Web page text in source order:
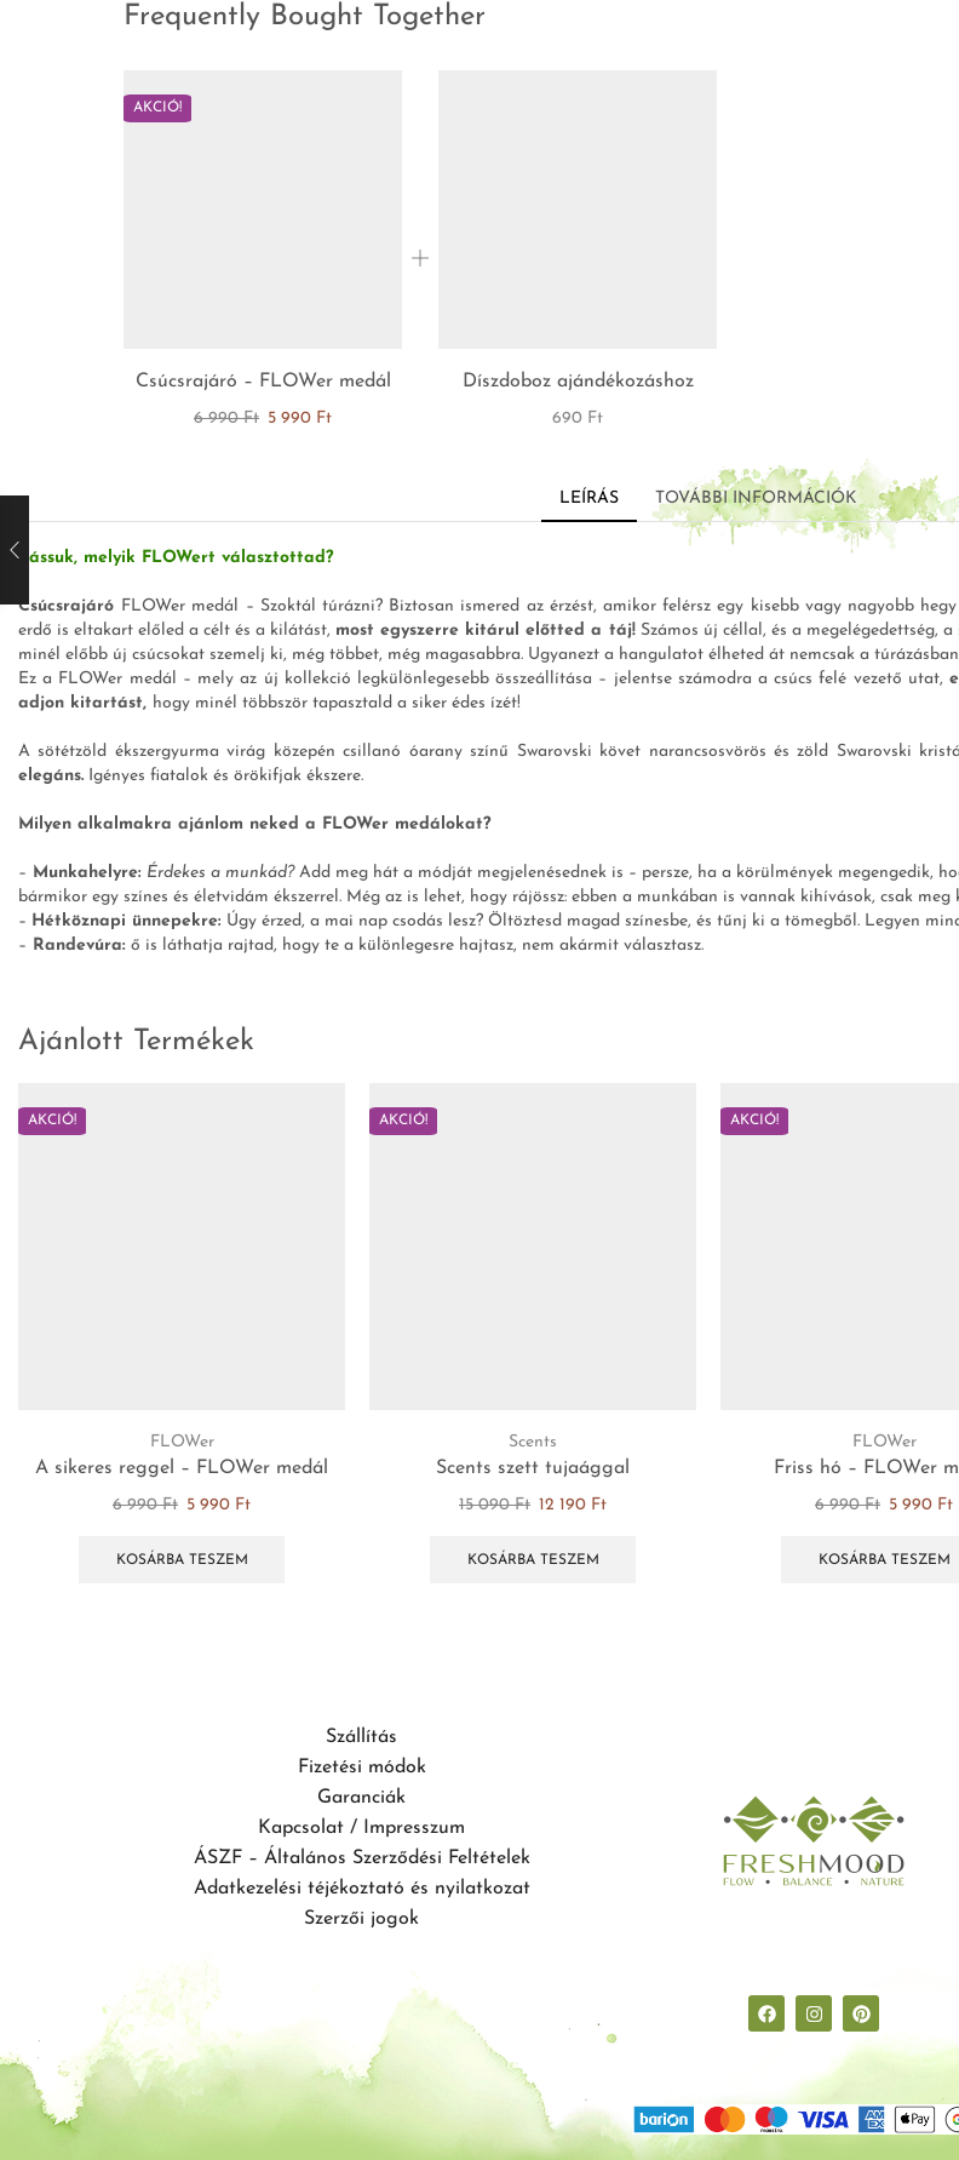
Frequently Bought Together
AKCIÓ!
Csúcsrajáró – FLOWer medál
6 990Ft 5 990 Ft
Díszdoboz ajándékozáshoz
690 Ft
LEÍRÁS TOVÁBBI INFORMÁCIÓK
Lássuk, melyik FLOWert választottad?
Csúcsrajáró FLOWer medál – Szoktál túrázni? Biztosan ismered az érzést, amikor felérsz egy kisebb vagy nagyobb
erdő is eltakart előled a célt és a kilátást, most egyszerre kitárul előtted a táj!Számos új céllal, és a megelégedettség,
minél előbb új csúcsokat szemelj ki, még többet, még magasabbra. Ugyanezt a hangulatot élheted át nemcsak a
Ez a FLOWer medál – mely az új kollekció legkülönlegesebb összeállítása – jelentse számodra a csúcs felé vezető utat,
adjon kitartást, hogy minél többször tapasztald a siker édes ízét!
A sötétzöld ékszergyurma virág közepén csillanó óarany színű Swarovski követ narancsosvörös és zöld Swarovski
elegáns. Igényes fiatalok és örökifjak ékszere.
Milyen alkalmakra ajánlom neked a FLOWer medálokat?
– Munkahelyre: Érdekes a munkád?Add meg hát a módját megjelenésednek is – persze, ha a körülmények megengedik,
bármikor egy színes és életvidám ékszerrel. Még az is lehet, hogy rájössz: ebben a munkában is vannak kihívások, csak
– Hétköznapi ünnepekre: Úgy érzed, a mai nap csodás lesz? Öltöztesd magad színesbe, és tűnj ki a tömegből. Legyen
– Randevúra: ő is láthatja rajtad, hogy te a különlegesre hajtasz, nem akármit választasz.
Ajánlott Termékek
AKCIÓ!
FLOWer
A sikeres reggel – FLOWer medál
6 990Ft 5 990 Ft
KOSÁRBA TESZEM
AKCIÓ!
Scents
Scents szett tujaággal
15 090Ft 12 190 Ft
KOSÁRBA TESZEM
AKCIÓ!
FLOWer
Friss hó – FLOWer
6 990Ft 5 990 Ft
KOSÁRBA TESZEM
Szállítás
Fizetési módok
Garanciák
Kapcsolat / Impresszum
ÁSZF – Általános Szerződési Feltételek
Adatkezelési téjékoztató és nyilatkozat
Szerzői jogok